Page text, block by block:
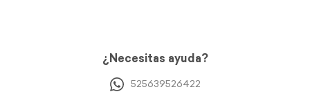
¿Necesitas ayuda?
525639526422